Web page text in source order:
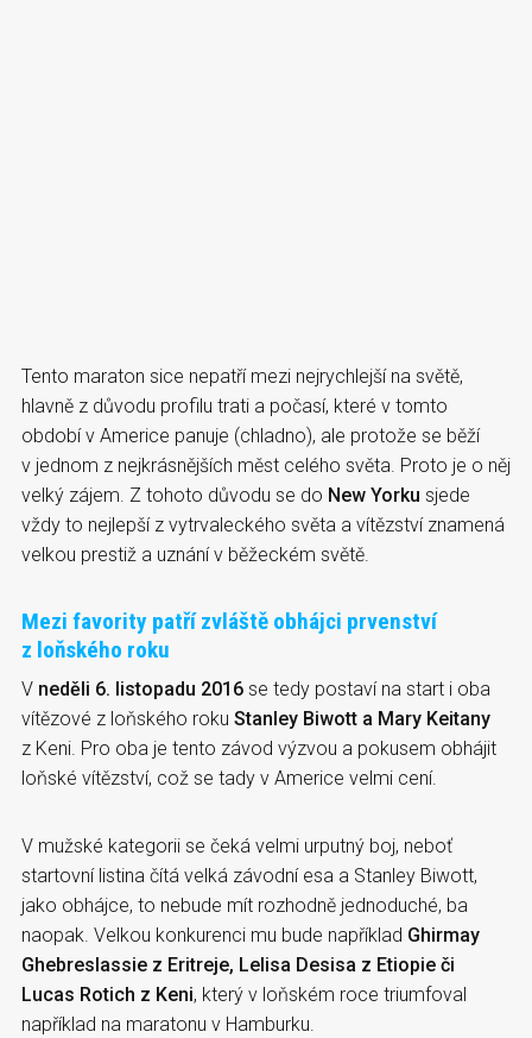
Tento maraton sice nepatří mezi nejrychlejší na světě,
hlavně z důvodu profilu trati a počasí, které v tomto
období v Americe panuje (chladno), ale protože se běží
v jednom z nejkrásnějších měst celého světa. Proto je o něj
velký zájem. Z tohoto důvodu se do New Yorku sjede
vždy to nejlepší z vytrvaleckého světa a vítězství znamená
velkou prestiž a uznání v běžeckém světě.
Mezi favority patří zvláště obhájci prvenství
z loňského roku
V neděli 6. listopadu 2016 se tedy postaví na start i oba
vítězové z loňského roku Stanley Biwott a Mary Keitany
z Keni. Pro oba je tento závod výzvou a pokusem obhájit
loňské vítězství, což se tady v Americe velmi cení.
V mužské kategorii se čeká velmi urputný boj, neboť
startovní listina čítá velká závodní esa a Stanley Biwott,
jako obhájce, to nebude mít rozhodně jednoduché, ba
naopak. Velkou konkurenci mu bude například Ghirmay
Ghebreslassie z Eritreje, Lelisa Desisa z Etiopie či
Lucas Rotich z Keni, který v loňském roce triumfoval
například na maratonu v Hamburku.